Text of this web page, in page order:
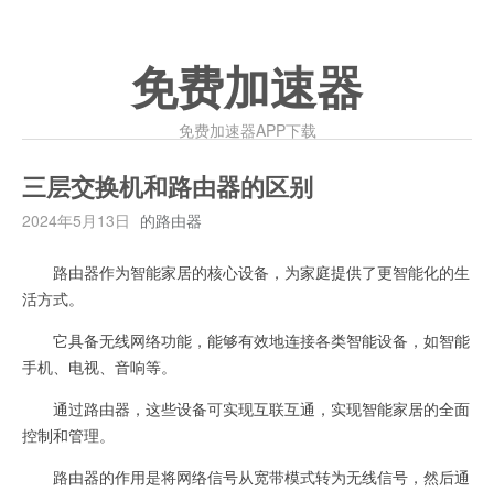
免费加速器
免费加速器APP下载
三层交换机和路由器的区别
2024年5月13日 的路由器
路由器作为智能家居的核心设备，为家庭提供了更智能化的生
活方式。
它具备无线网络功能，能够有效地连接各类智能设备，如智能
手机、电视、音响等。
通过路由器，这些设备可实现互联互通，实现智能家居的全面
控制和管理。
路由器的作用是将网络信号从宽带模式转为无线信号，然后通